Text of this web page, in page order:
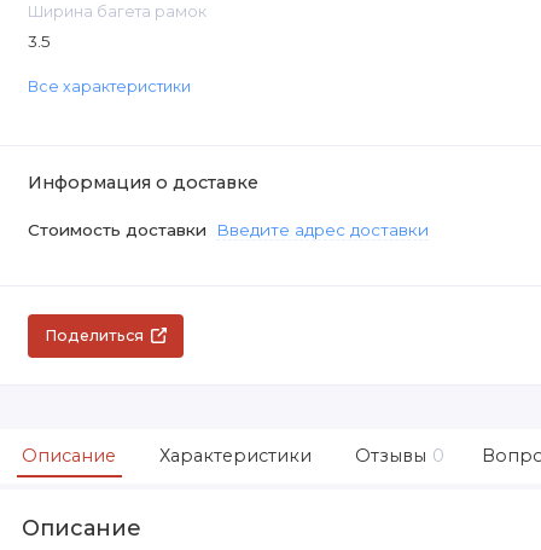
Ширина багета рамок
3.5
Все характеристики
Информация о доставке
Стоимость доставки Введите адрес доставки
Поделиться
Описание Характеристики Отзывы 0
Описание